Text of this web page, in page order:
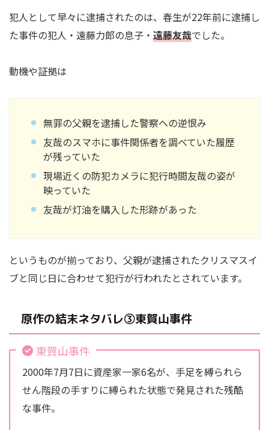
犯人として早々に逮捕されたのは、春生が22年前に逮捕し
た事件の犯人・遠藤力郎の息子・ 遠藤友哉でした。
動機や証拠は
無罪の父親を逮捕した警察への逆恨み
友哉のスマホに事件関係者を調べていた履歴
が残っていた
現場近くの防犯カメラに犯行時間友哉の姿が
映っていた
友哉が灯油を購入した形跡があった
というものが揃っており、父親が逮捕されたクリスマスイ
ブと同じ日に合わせて犯行が行われたとされています。
原作の結末ネタバレ③東賀山事件
東賀山事件
2000年7月7日に資産家一家6名が、手足を縛られら
せん階段の手すりに縛られた状態で発見された残酷
な事件。